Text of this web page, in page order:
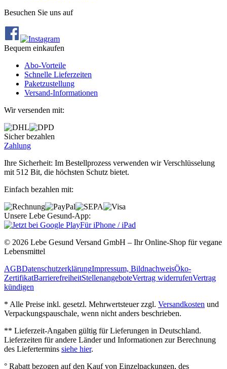
Besuchen Sie uns auf
Bequem einkaufen
Abo‐Vorteile
Schnelle Lieferzeiten
Paketzustellung
Versand‐Informationen
Wir versenden mit:
Sicher bezahlen
Zahlung
Ihre Sicherheit: Im Bestellprozess verwenden wir Verschlüsselung
mit 512 Bit, die höchsten Schutz bietet.
Einfach bezahlen mit:
Unsere Lebe Gesund-App:
Für iPhone / iPad
© 2026 Lebe Gesund Versand GmbH – Ihr Online‐Shop für vegane
Lebensmittel
AGBDatenschutzerklärungImpressum, BildnachweisÖko‐
ZertifikatBarrierefreiheitStellenangeboteVertrag widerrufenVertrag
kündigen
* Alle Preise inkl. gesetzl. Mehrwertsteuer zzgl. Versandkosten und
Verpackungspauschale, wenn nicht anders beschrieben.
** Lieferzeit‐Angaben gültig für Lieferungen in Deutschland.
Lieferzeiten für andere Länder und Informationen zur Berechnung
des Liefertermins siehe hier.
° Rabatt bezogen auf den Kauf von Einzelpackungen, des